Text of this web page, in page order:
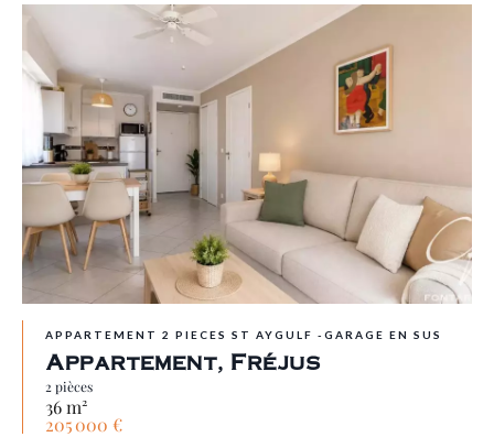
APPARTEMENT 2 PIECES ST AYGULF -GARAGE EN SUS
Appartement, Fréjus
2 pièces
36 m²
205 000 €